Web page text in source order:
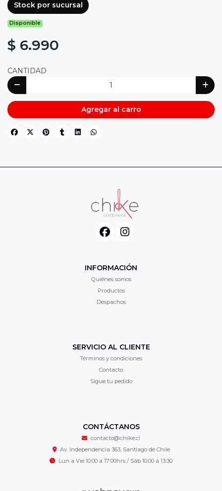
Stock por sucursal
Disponible
$ 6.990
CANTIDAD
Agregar al carro
INFORMACIÓN
Quiénes somos
Productos
Despachos
SERVICIO AL CLIENTE
Términos y condiciones
Contacto
Sigue tu pedido
CONTÁCTANOS
contacto@chike.cl
Av. Independencia 363, Santiago de Chile
Lun a Vie 10:00 a 17:00hrs / Sáb 10:00 a 13:30